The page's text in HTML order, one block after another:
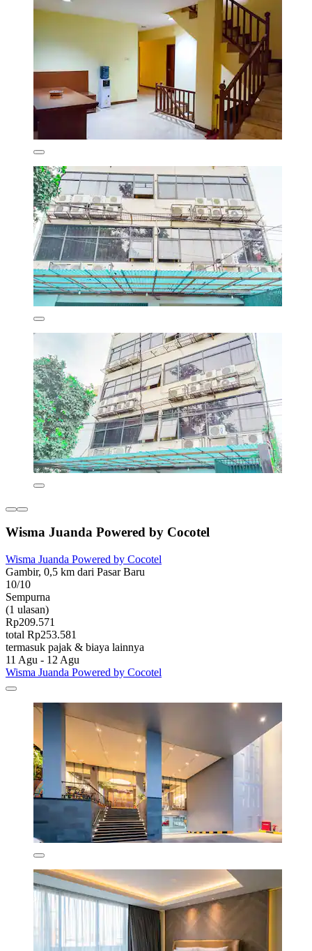
Wisma Juanda Powered by Cocotel
Wisma Juanda Powered by Cocotel
Gambir, 0,5 km dari Pasar Baru
10/10
Sempurna
(1 ulasan)
Rp209.571
total Rp253.581
termasuk pajak & biaya lainnya
11 Agu - 12 Agu
Wisma Juanda Powered by Cocotel